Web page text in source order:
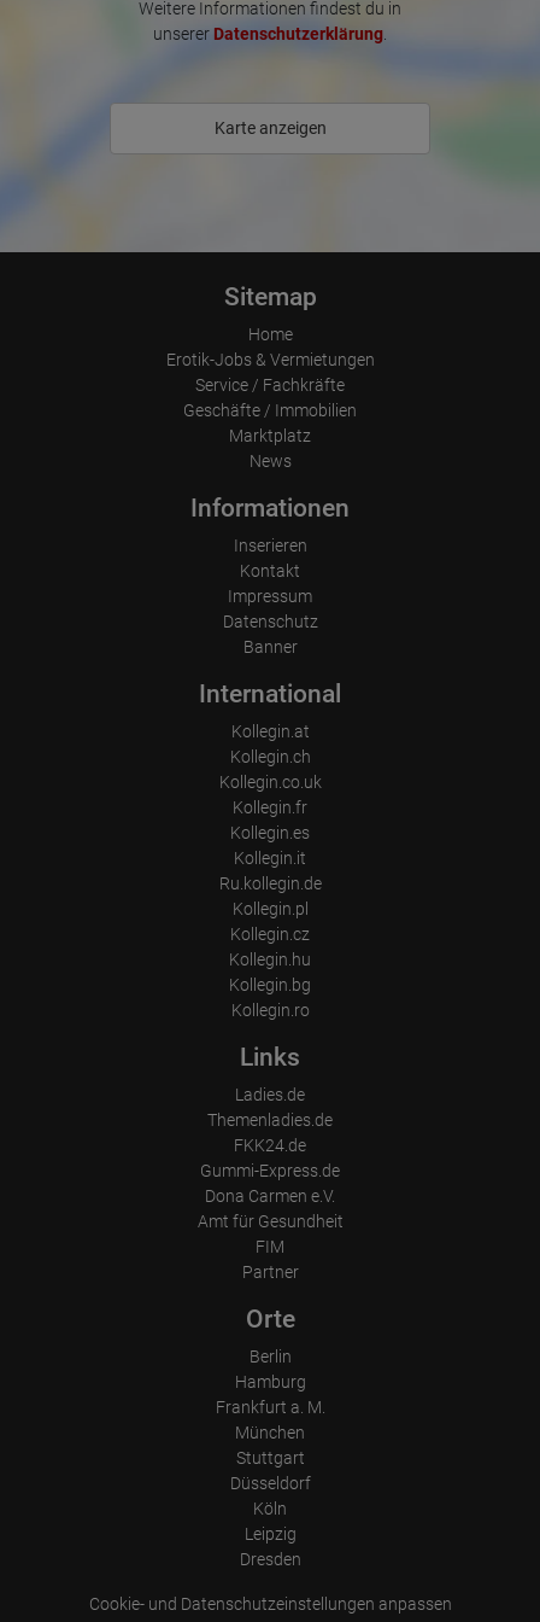
Erhobene Informationen zum Besucherverhalten sind folgende:
Gerät (PC, Tablet-PC oder Smartphone)
Browser und alle verwendeten Add-ons
Wie lange blieb der Besucher?
Europäische Union & USA
Weitere Informationen findest du in
unserer Datenschutzerklärung
Karte anzeigen
Sitemap
Home
Erotik-Jobs & Vermietungen
Service / Fachkräfte
Geschäfte / Immobilien
Marktplatz
News
Informationen
Inserieren
Kontakt
Impressum
Datenschutz
Banner
International
Kollegin.at
Kollegin.ch
Kollegin.co.uk
Kollegin.fr
Kollegin.es
Kollegin.it
Ru.kollegin.de
Kollegin.pl
Kollegin.cz
Kollegin.hu
Kollegin.bg
Kollegin.ro
Links
Ladies.de
Themenladies.de
FKK24.de
Gummi-Express.de
Dona Carmen e.V.
Amt für Gesundheit
FIM
Partner
Orte
Berlin
Hamburg
Frankfurt a. M.
München
Stuttgart
Düsseldorf
Köln
Leipzig
Dresden
Cookie- und Datenschutzeinstellungen anpassen